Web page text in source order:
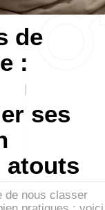
de
:
ses
atouts
de nous classer